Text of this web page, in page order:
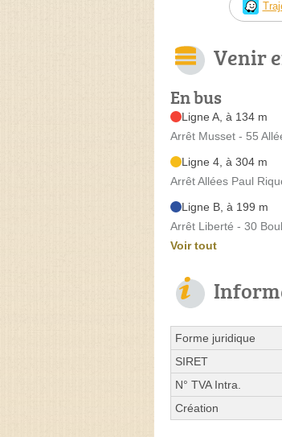
Venir
En bus
Ligne A, à 134 m
Arrêt Musset - 55
Ligne 4, à 304 m
Arrêt Allées Paul
Ligne B, à 199 m
Arrêt Liberté - 30
Voir tout
Forme juridique
SIRET
N° TVA Intra.
Création